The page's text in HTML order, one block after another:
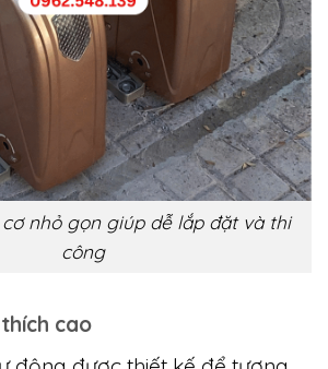
nhỏ gọn giúp dễ lắp đặt và thi
công
cao